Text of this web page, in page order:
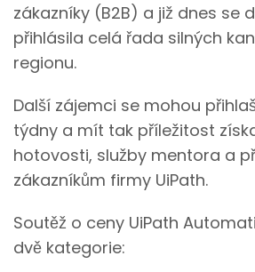
zákazníky (B2B) a již dnes se
přihlásila celá řada silných
regionu.
Další zájemci se mohou
týdny a mít tak příležitost
hotovosti, služby mentora a
zákazníkům firmy UiPath.
Soutěž o ceny UiPath
dvě kategorie: